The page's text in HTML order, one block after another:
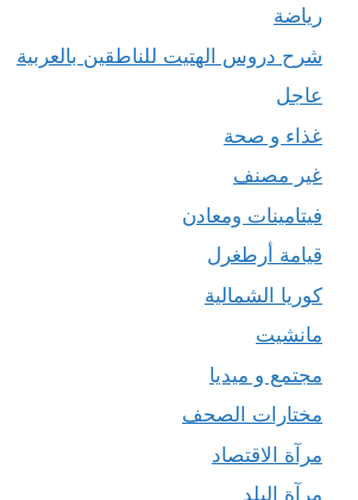
رياضة
شرح دروس الهتيت للناطقين بالعربية
عاجل
غذاء و صحة
غير مصنف
فيتامينات ومعادن
قيامة أرطغرل
كوريا الشمالية
مانشيت
مجتمع و ميديا
مختارات الصحف
مرآة الاقتصاد
مرآة البلد